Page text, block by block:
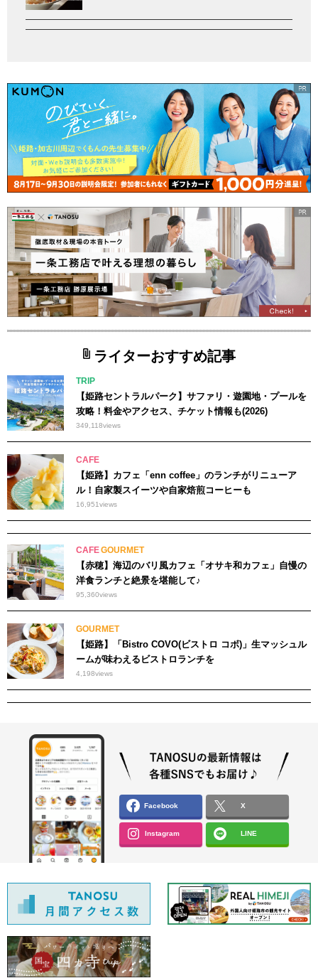
ライターおすすめ記事
TRIP
【姫路セントラルパーク】サファリ・遊園地・プールを
攻略！料金やアクセス、チケット情報も(2026)
349,118views
CAFE
【姫路】カフェ「enn coffee」のランチがリニューア
ル！自家製スイーツや自家焙煎コーヒーも
16,951views
CAFEGOURMET
【赤穂】海辺のバリ風カフェ「オサキ和カフェ」自慢の
洋食ランチと絶景を堪能して♪
95,360views
GOURMET
【姫路】「Bistro COVO(ビストロ コボ)」生マッシュル
ームが味わえるビストロランチを
4,198views
Facebook X
Instagram LINE